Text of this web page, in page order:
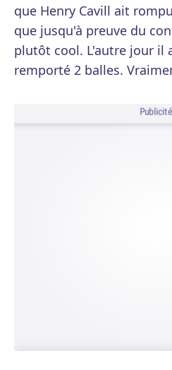
que Henry Cavill ait
que jusqu'à preuve du
plutôt cool. L'autre jour il
remporté 2 balles.
Publicité